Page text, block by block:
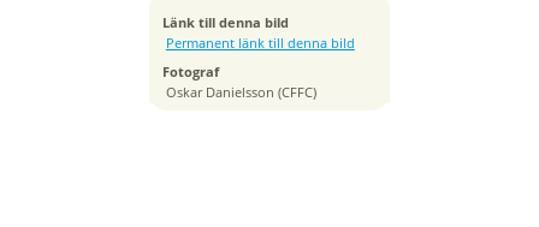
Länk till denna bild
Permanent länk till denna bild
Fotograf
Oskar Danielsson (CFFC)
ISO
500
Brännvidd
18 mm